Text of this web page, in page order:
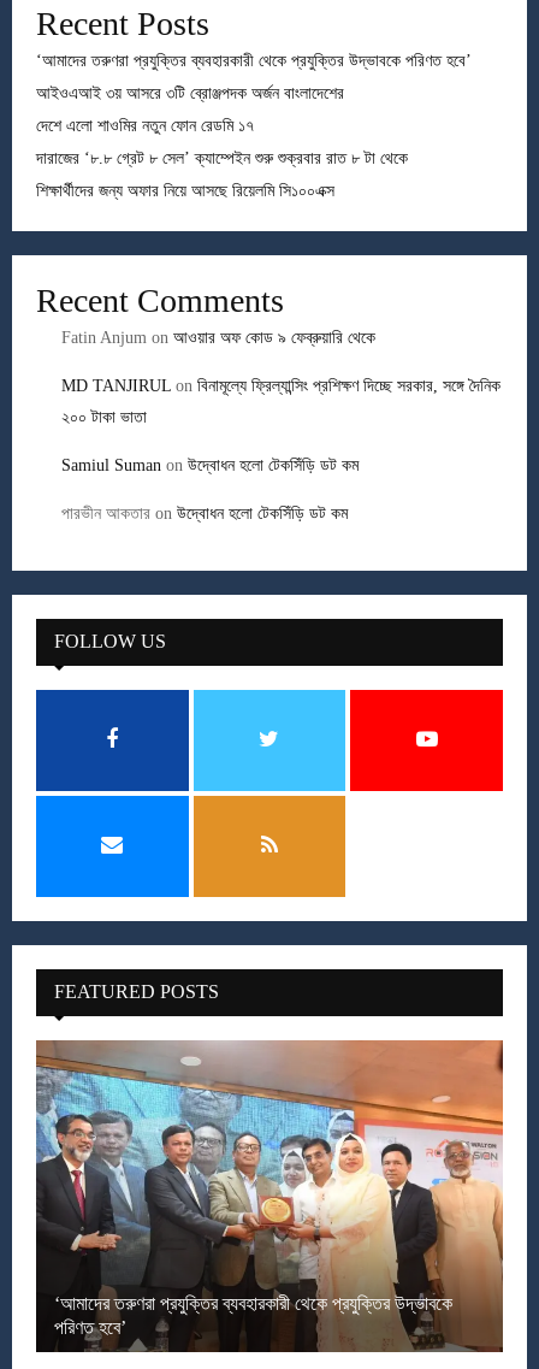
Recent Posts
‘আমাদের তরুণরা প্রযুক্তির ব্যবহারকারী থেকে প্রযুক্তির উদ্ভাবকে পরিণত হবে’
আইওএআই ৩য় আসরে ৩টি ব্রোঞ্জপদক অর্জন বাংলাদেশের
দেশে এলো শাওমির নতুন ফোন রেডমি ১৭
দারাজের ‘৮.৮ গ্রেট ৮ সেল’ ক্যাম্পেইন শুরু শুক্রবার রাত ৮ টা থেকে
শিক্ষার্থীদের জন্য অফার নিয়ে আসছে রিয়েলমি সি১০০এক্স
Recent Comments
Fatin Anjum on আওয়ার অফ কোড ৯ ফেব্রুয়ারি থেকে
MD TANJIRUL on বিনামূল্যে ফ্রিল্যান্সিং প্রশিক্ষণ দিচ্ছে সরকার, সঙ্গে দৈনিক
২০০ টাকা ভাতা
Samiul Suman on উদ্বোধন হলো টেকসিঁড়ি ডট কম
পারভীন আকতার on উদ্বোধন হলো টেকসিঁড়ি ডট কম
FOLLOW US
FEATURED POSTS
‘আমাদের তরুণরা প্রযুক্তির ব্যবহারকারী থেকে প্রযুক্তির উদ্ভাবকে
পরিণত হবে’